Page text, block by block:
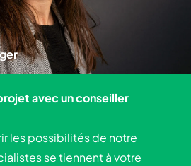
avec un conseiller
les possibilités de notre
se tiennent à votre